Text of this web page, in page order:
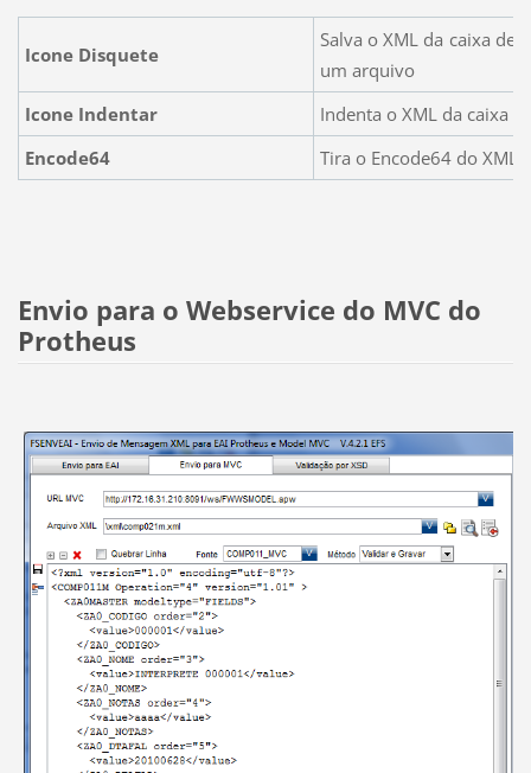
Icone Disquete
Salva o XML da caixa de
um arquivo
Icone Indentar
Indenta o XML da caixa
Encode64
Tira o Encode64 do XML
Envio para o Webservice do MVC do
Protheus